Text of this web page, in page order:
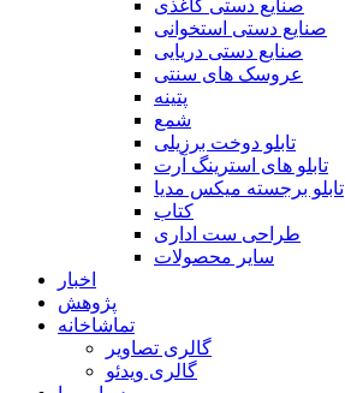
صنایع دستی کاغذی
صنایع دستی استخوانی
صنایع دستی دریایی
عروسک های سنتی
پتینه
شمع
تابلو دوخت برزیلی
تابلو های استرینگ آرت
تابلو برجسته میکس مدیا
کتاب
طراحی ست اداری
سایر محصولات
اخبار
پژوهش
تماشاخانه
گالری تصاویر
گالری ویدئو